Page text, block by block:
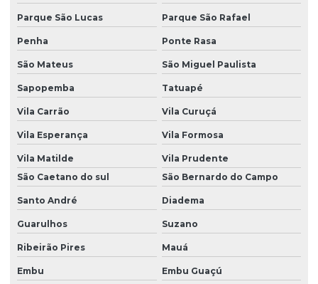
Parque São Lucas Parque São Rafael
Penha Ponte Rasa
São Mateus São Miguel Paulista
Sapopemba Tatuapé
Vila Carrão Vila Curuçá
Vila Esperança Vila Formosa
Vila Matilde
Vila Prudente
São Caetano do sul
São Bernardo do Campo
Santo André Diadema
Guarulhos Suzano
Ribeirão Pires Mauá
Embu Embu Guaçú